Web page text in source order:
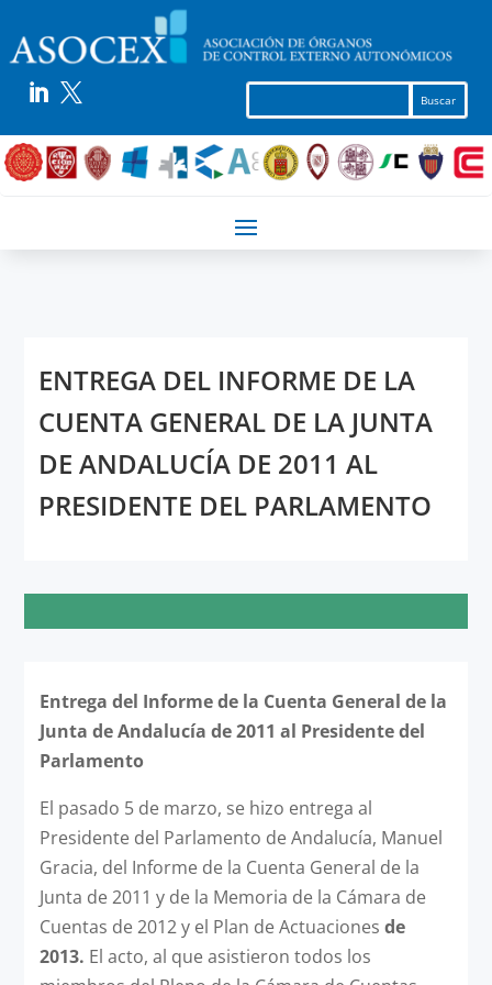
 
ENTREGA DEL INFORME DE LA
CUENTA GENERAL DE LA JUNTA
DE ANDALUCÍA DE 2011 AL
PRESIDENTE DEL PARLAMENTO
Entrega del Informe de la Cuenta General de la
Junta de Andalucía de 2011 al Presidente del
Parlamento
El pasado 5 de marzo, se hizo entrega al
Presidente del Parlamento de Andalucía, Manuel
Gracia, del Informe de la Cuenta General de la
Junta de 2011 y de la Memoria de la Cámara de
Cuentas de 2012 y el Plan de Actuaciones de
2013. El acto, al que asistieron todos los